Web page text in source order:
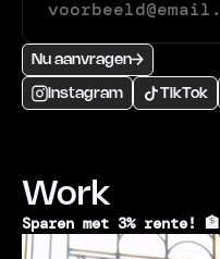
Nu aanvragen
Instagram TikTok
Work
Sparen met 3% rente! 🏦